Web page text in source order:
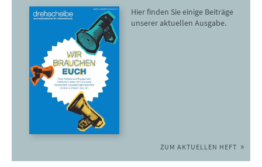
Hier finden Sie einige Beiträge
unserer aktuellen Ausgabe.
ZUM AKTUELLEN HEFT